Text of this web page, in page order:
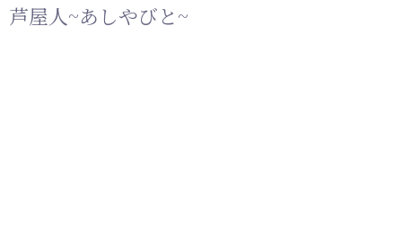
芦屋人~あしやびと~